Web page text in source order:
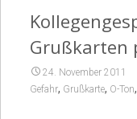
Nachrichten,
Video
Grußkarten
24. November 2011
Gefahr, Grußkarte, O-Ton,